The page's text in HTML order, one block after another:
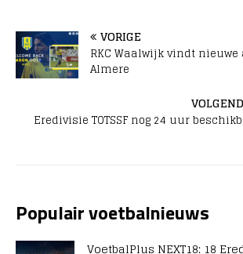
VORIGE
RKC Waalwijk vindt
Almere
Eredivisie TOTSSF nog 24 uur
Populair voetbalnieuws
VoetbalPlus NEXT18: 18